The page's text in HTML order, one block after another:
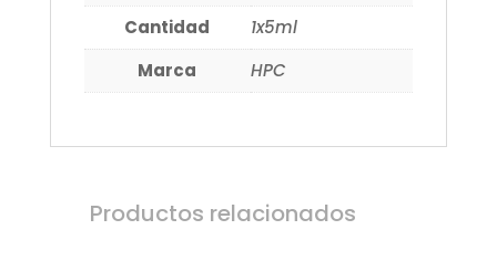
Cantidad
1x5ml
Marca
HPC
Productos relacionados